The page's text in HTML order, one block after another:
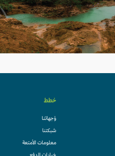
خطط
وُجهاتنا
شبكتنا
معلومات الأمتعة